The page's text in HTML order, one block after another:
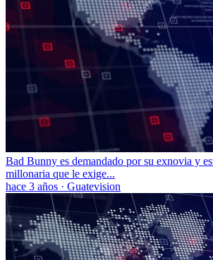
Bad Bunny es demandado por su exnovia y
millonaria que le exige...
hace 3 años · Guatevision